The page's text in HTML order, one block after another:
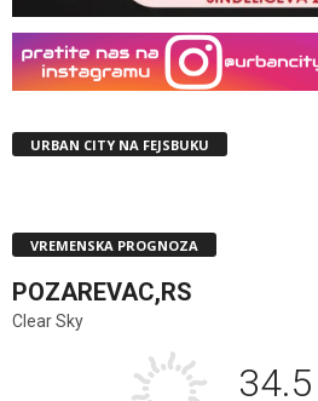
URBAN CITY NA FEJSBUKU
VREMENSKA PROGNOZA
POZAREVAC,RS
Clear Sky
34.5